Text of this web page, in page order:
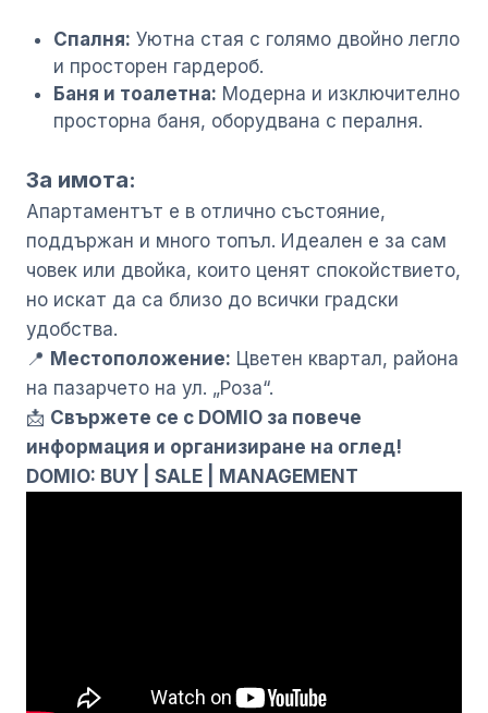
Спалня: Уютна стая с голямо двойно легло
и просторен гардероб.
Баня и тоалетна: Модерна и изключително
просторна баня, оборудвана с пералня.
За имота:
Апартаментът е в отлично състояние,
поддържан и много топъл. Идеален е за сам
човек или двойка, които ценят спокойствието,
но искат да са близо до всички градски
удобства.
📍 Местоположение: Цветен квартал, района
на пазарчето на ул. „Роза“.
📩 Свържете се с DOMIO за повече
информация и организиране на оглед!
DOMIO: BUY | SALE | MANAGEMENT